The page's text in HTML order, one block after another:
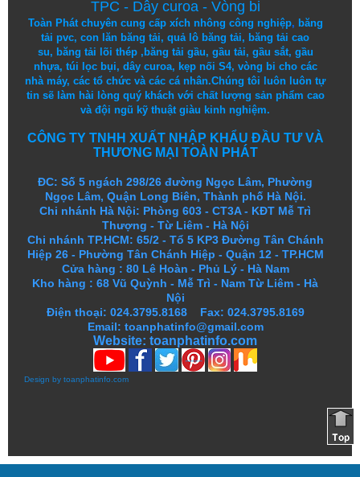
TPC - Dây curoa - Vòng bi
Toàn Phát chuyên cung cấp xích nhông công nghiệp, băng
tải pvc,con lăn băng tải,quả lô băng tải, băng tải cao
su, băng tải lõi thép,băng tải gầu, gầu tải, gầu sắt, gầu
nhựa, túi lọc bụi, dây curoa, kẹp nối S4, vòng bi cho các
nhà máy, các tổ chức và các cá nhân.Chúng tôi luôn luôn tự
tin sẽ làm hài lòng quý khách với chất lượng sảnphẩm cao
và đội ngũ kỹ thuật giàu kinh nghiệm.
CÔNG TY TNHH XUẤT NHẬP KHẨU ĐẦU TƯ VÀ
THƯƠNG MẠI TOÀN PHÁT
ĐC: Số 5 ngách 298/26 đường Ngọc Lâm, Phường
Ngọc Lâm, Quận Long Biên, Thành phố Hà Nội.
Chi nhánh Hà Nội: Phòng 603 - CT3A - KĐT Mễ Trì
Thượng - Từ Liêm - Hà Nội
Chi nhánh TP.HCM: 65/2 - Tổ 5 KP3 Đường Tân Chánh
Hiệp 26 - Phường Tân Chánh Hiệp - Quận 12 - TP.HCM
Cửa hàng : 80 Lê Hoàn - Phủ Lý - Hà Nam
Kho hàng :68 Vũ Quỳnh - Mễ Trì - Nam Từ Liêm - Hà
Nội
Điện thoại: 024.3795.8168 Fax: 024.3795.8169
Email: toanphatinfo@gmail.com
Website: toanphatinfo.com
Design by toanphatinfo.com